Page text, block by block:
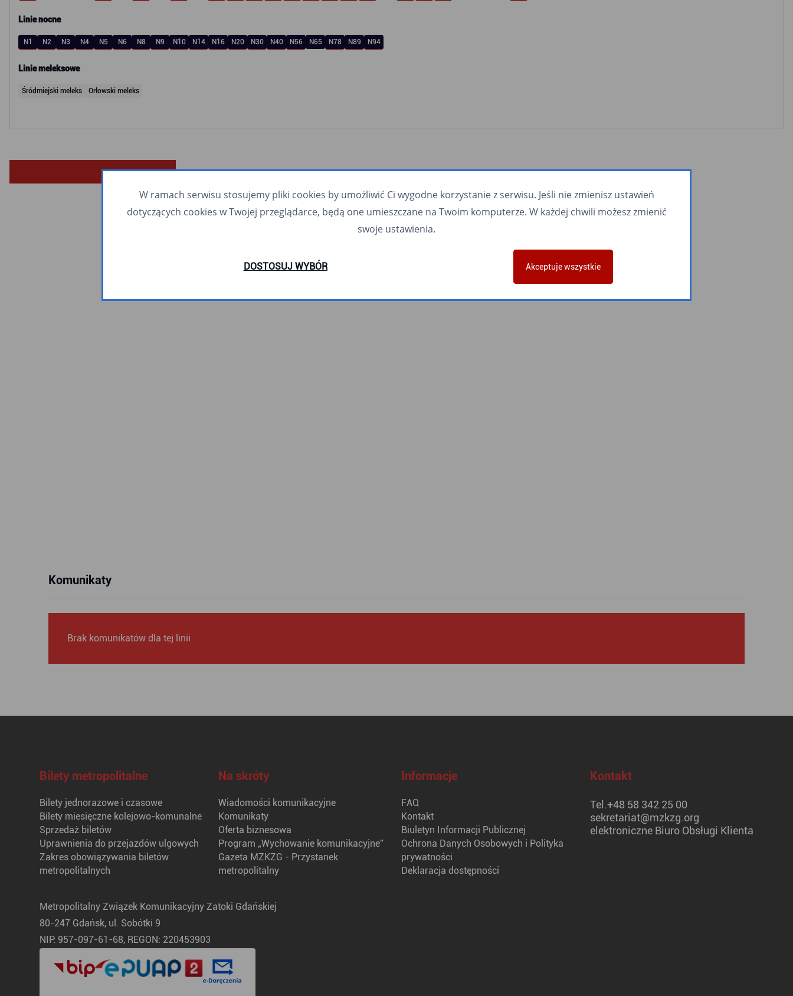
Linie nocne
N1 N2 N3 N4 N5 N6 N8 N9 N10 N14 N16 N20 N30 N40 N56 N65 N78 N89 N94
Linie meleksowe
Śródmiejski meleks Orłowski meleks
Komunikaty
Brak komunikatów dla tej linii
Bilety metropolitalne
Bilety jednorazowe i czasowe
Bilety miesięczne kolejowo-komunalne
Sprzedaż biletów
Uprawnienia do przejazdów ulgowych
Zakres obowiązywania biletów
metropolitalnych
Na skróty
Wiadomości komunikacyjne
Komunikaty
Oferta biznesowa
Program „Wychowanie komunikacyjne”
Gazeta MZKZG - Przystanek
metropolitalny
Informacje
FAQ
Kontakt
Biuletyn Informacji Publicznej
Ochrona Danych Osobowych i Polityka
prywatności
Deklaracja dostępności
Kontakt
Tel.+48 58 342 25 00
sekretariat@mzkzg.org
elektroniczne Biuro Obsługi Klienta
Metropolitalny Związek Komunikacyjny Zatoki Gdańskiej
80-247 Gdańsk, ul. Sobótki 9
NIP: 957-097-61-68, REGON: 220453903
W ramach serwisu stosujemy pliki cookies by umożliwić Ci wygodne korzystanie z serwisu. Jeśli nie zmienisz ustawień
dotyczących cookies w Twojej przeglądarce, będą one umieszczane na Twoim komputerze. W każdej chwili możesz zmienić
swoje ustawienia.
DOSTOSUJ WYBÓR Akceptuje wszystkie